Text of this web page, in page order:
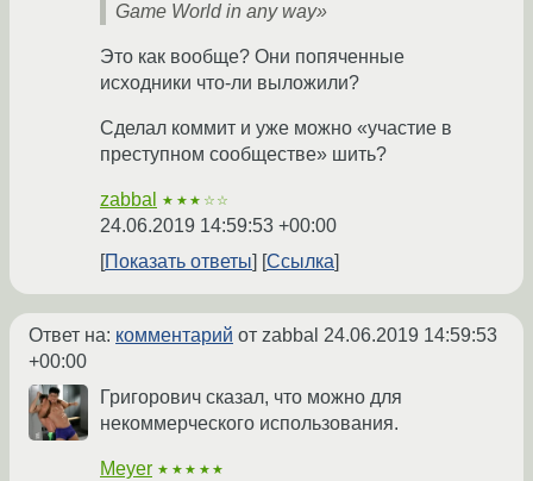
Game World in any way»
Это как вообще? Они попяченные
исходники что-ли выложили?
Сделал коммит и уже можно «участие в
преступном сообществе» шить?
zabbal ★★★☆☆
24.06.2019 14:59:53 +00:00
Показать ответы
Ссылка
Ответ на: комментарий от zabbal 24.06.2019 14:59:53
+00:00
Григорович сказал, что можно для
некоммерческого использования.
Meyer ★★★★★